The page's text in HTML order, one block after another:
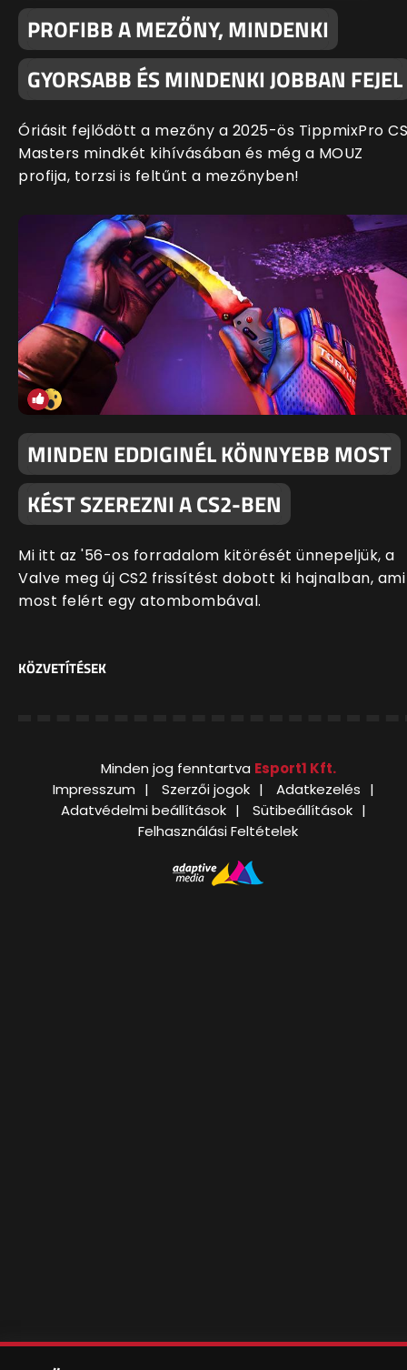
PROFIBB A MEZŐNY, MINDENKI
GYORSABB ÉS MINDENKI JOBBAN FEJEL
Óriásit fejlődött a mezőny a 2025-ös TippmixPro
Masters mindkét kihívásában és még a MOUZ
profija, torzsi is feltűnt a mezőnyben!
MINDEN EDDIGINÉL KÖNNYEBB MOST
KÉST SZEREZNI A CS2-BEN
Mi itt az '56-os forradalom kitörését ünnepeljük, a
Valve meg új CS2 frissítést dobott ki hajnalban, ami
most felért egy atombombával.
KÖZVETÍTÉSEK
Minden jog fenntartva Esport1 Kft.
Impresszum
Szerzői jogok
Adatkezelés
Adatvédelmi beállítások
Sütibeállítások
Felhasználási Feltételek